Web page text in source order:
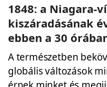
1848: a Niagara-
kiszáradásának
ebben a 30
A természetben
globális változások